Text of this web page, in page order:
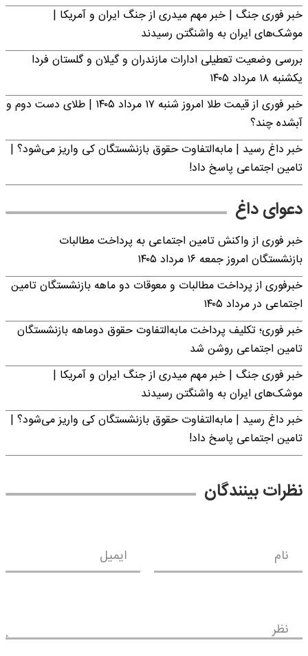
خبر فوری جنگ | خبر مهم میدری از جنگ ایران و آمریکا |
موشک‌های ایران به واشنگتن رسیدند
بررسی وضعیت تعطیلی ادارات مازندران و گیلان و گلستان فردا
یکشنبه ۱۸ مرداد ۱۴۰۵
خبر فوری از قیمت طلا امروز شنبه ۱۷ مرداد ۱۴۰۵ | طلای دست دوم و
آبشده چند؟
خبر داغ رسید | مابه‌التفاوت حقوق بازنشستگان کی واریز می‌شود؟ |
تامین اجتماعی پاسخ داد!
دعوای داغ
خبر فوری از واکنش تامین اجتماعی به پرداخت مطالبات
بازنشستگان امروز جمعه ۱۶ مرداد ۱۴۰۵
خبرفوری از پرداخت مطالبات و معوقات دو ماهه بازنشستگان تامین
اجتماعی در مرداد ۱۴۰۵
خبر فوری؛ تکلیف پرداخت مابه‌التفاوت حقوق دوماهه بازنشستگان
تامین اجتماعی روشن شد
خبر فوری جنگ | خبر مهم میدری از جنگ ایران و آمریکا |
موشک‌های ایران به واشنگتن رسیدند
خبر داغ رسید | مابه‌التفاوت حقوق بازنشستگان کی واریز می‌شود؟ |
تامین اجتماعی پاسخ داد!
نظرات بینندگان
نام ایمیل
نظر